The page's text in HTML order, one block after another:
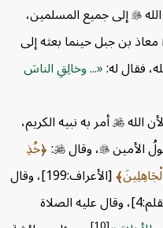
إلى جميع المسلمين،
بن جبل حينما بعثه إلى
له: ... وخالِقِ الناسَ
أمر به نبيه الكريم،
، وقال
: خُذِ
[الأعراف:199]، وقال
[القلم:4]، وقال عليه الصلاة